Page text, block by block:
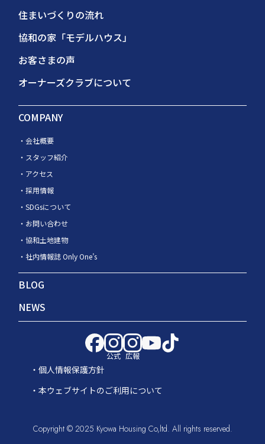
住まいづくりの流れ
協和の家「モデルハウス」
お客さまの声
オーナーズクラブについて
COMPANY
会社概要
スタッフ紹介
アクセス
採用情報
SDGsについて
お問い合わせ
協和土地建物
社内情報誌 Only One’s
BLOG
NEWS
公式 広報
個人情報保護方針
本ウェブサイトのご利用について
Copyright © 2025 Kyowa Housing Co,ltd. All rights reserved.